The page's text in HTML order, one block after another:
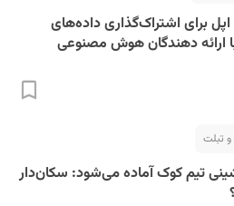
اپل برای اشتراک‌گذاری داده‌های
ارائه دهندگان هوش مصنوعی
و تبلت
تیم کوک آماده می‌شود: سکان‌دار